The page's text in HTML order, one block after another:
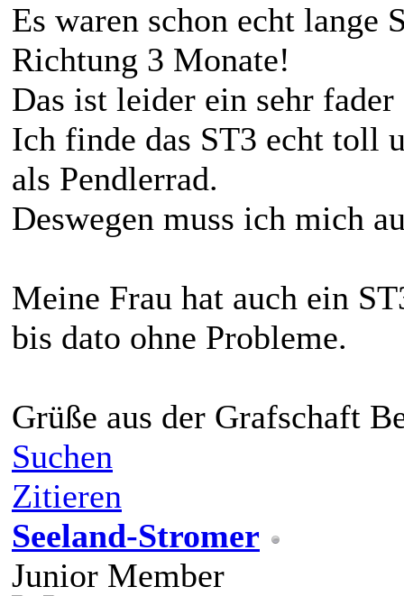
Es waren schon echt lange
Richtung 3 Monate!
Das ist leider ein sehr
Ich finde das ST3 echt toll
als Pendlerrad.
Deswegen muss ich mich
Meine Frau hat auch ein
bis dato ohne Probleme.
Grüße aus der Grafschaft
Suchen
Zitieren
Seeland-Stromer
Junior Member